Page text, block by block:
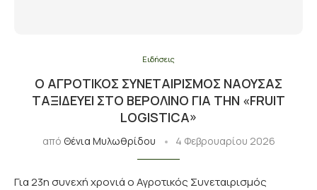
Ειδήσεις
Ο ΑΓΡΟΤΙΚΌΣ ΣΥΝΕΤΑΙΡΙΣΜΌΣ ΝΆΟΥΣΑΣ
ΤΑΞΙΔΕΎΕΙ ΣΤΟ ΒΕΡΟΛΊΝΟ ΓΙΑ ΤΗΝ «FRUIT
LOGISTICA»
από Θένια Μυλωθρίδου 4 Φεβρουαρίου 2026
Για 23η συνεχή χρονιά ο Αγροτικός Συνεταιρισμός